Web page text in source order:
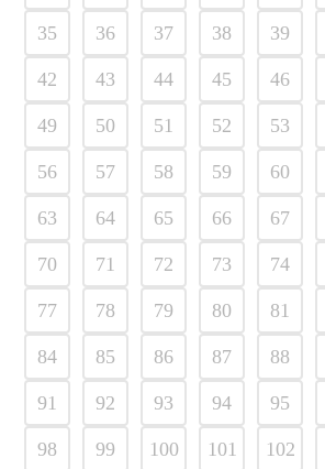
35 36 37 38 39
42 43 44 45 46
49 50 51 52 53
56 57 58 59 60
63 64 65 66 67
70 71 72 73 74
77 78 79 80 81
84 85 86 87 88
91 92 93 94 95
98 99 100 101 102